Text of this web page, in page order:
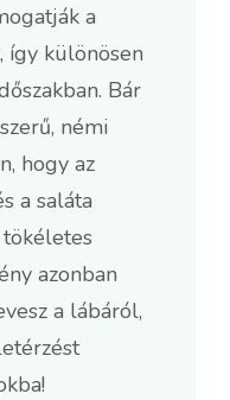
a
így különösen
Bár
némi
hogy az
a saláta
azonban
a lábáról,